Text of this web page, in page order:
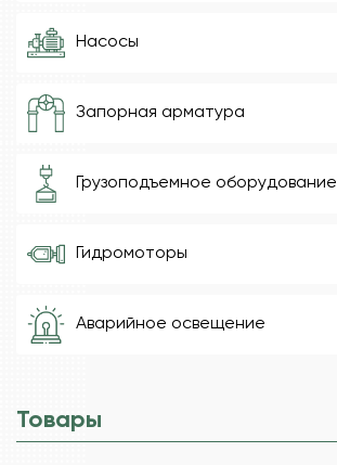
Насосы
Запорная арматура
Грузоподъемное оборудование
Гидромоторы
Аварийное освещение
Товары